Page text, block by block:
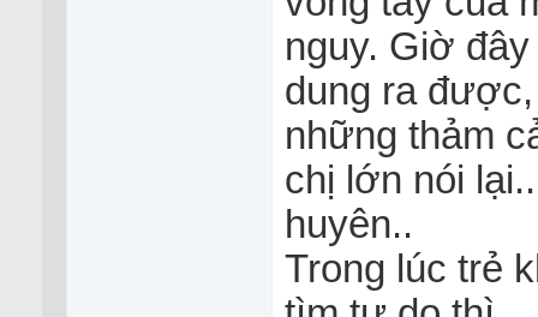
nguy. Giờ
dung ra
những thảm
chị lớn nói
huyên..
Trong lúc trẻ